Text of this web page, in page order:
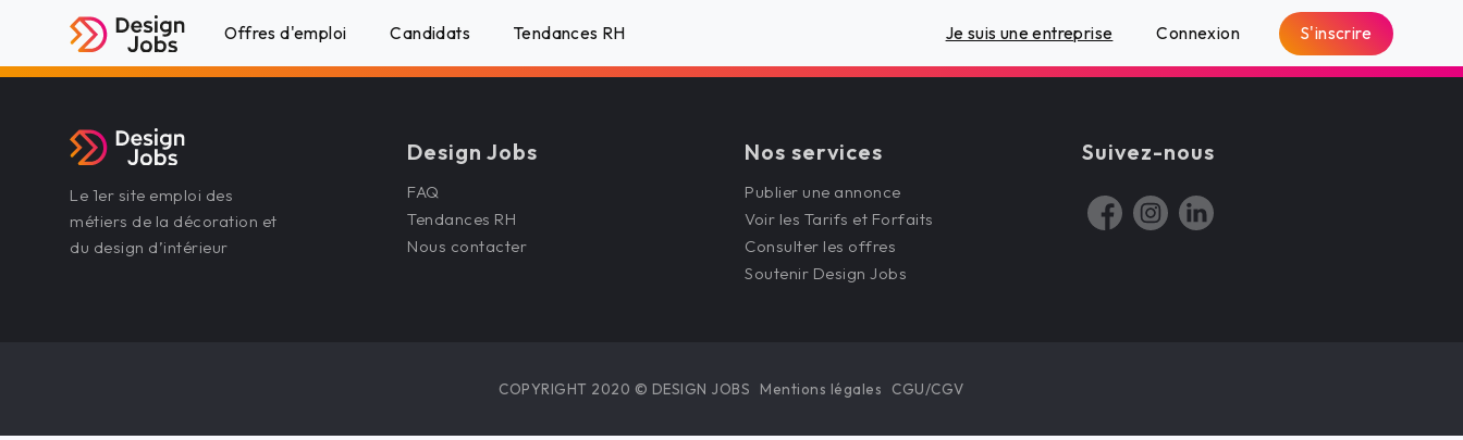
Offres d'emploi Candidats Tendances RH Je suis une entreprise Connexion S'inscrire
Le 1er site emploi des
métiers de la décoration et
du design d’intérieur
Design Jobs
FAQ
Tendances RH
Nous contacter
Nos services
Publier une annonce
Voir les Tarifs et Forfaits
Consulter les offres
Soutenir Design Jobs
Suivez-nous
COPYRIGHT 2020 © DESIGN JOBS Mentions légales CGU/CGV